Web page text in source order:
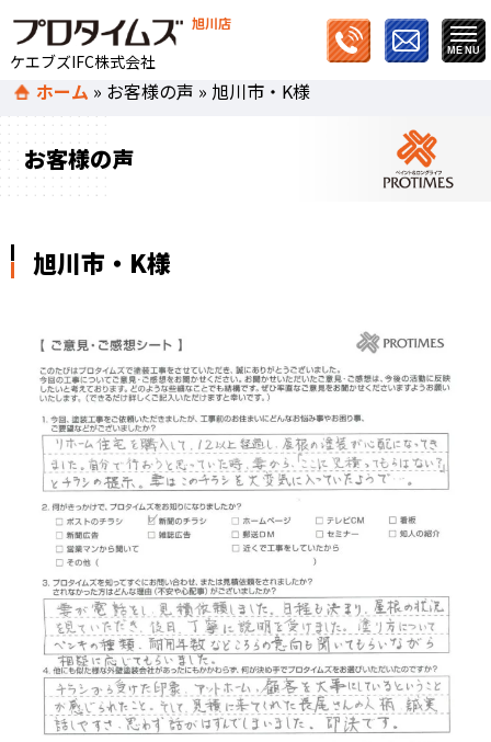
旭川店
ケエブズIFC株式会社
ホーム » お客様の声 » 旭川市・K様
お客様の声
旭川市・K様